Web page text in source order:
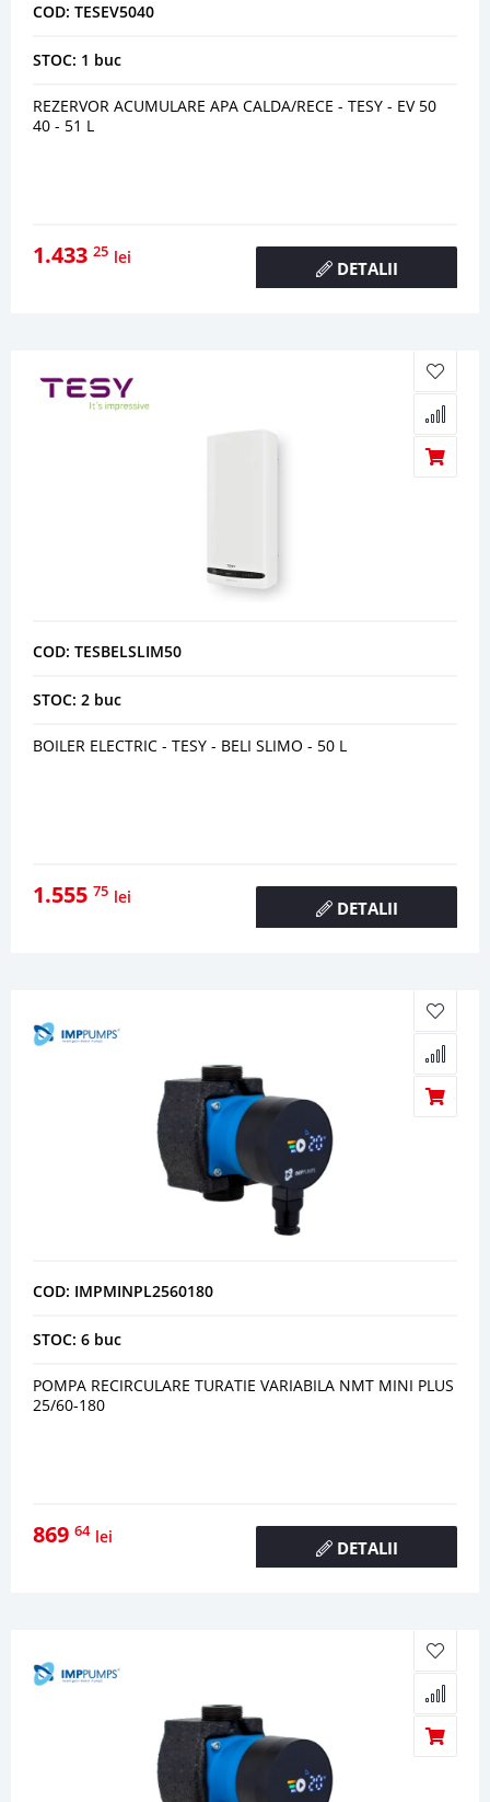
COD: TESEV5040
STOC: 1 buc
REZERVOR ACUMULARE APA CALDA/RECE - TESY - EV 50
40 - 51 L
1.433 25 lei
DETALII
COD: TESBELSLIM50
STOC: 2 buc
BOILER ELECTRIC - TESY - BELI SLIMO - 50 L
1.555 75 lei
DETALII
COD: IMPMINPL2560180
STOC: 6 buc
POMPA RECIRCULARE TURATIE VARIABILA NMT MINI PLUS
25/60-180
869 64 lei
DETALII